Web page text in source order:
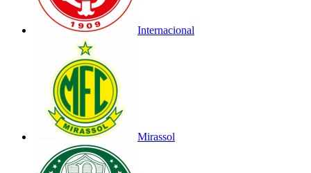
Internacional
Mirassol